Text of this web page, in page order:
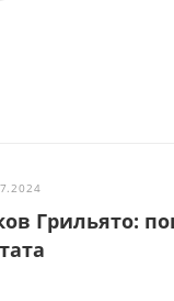
Грильято: